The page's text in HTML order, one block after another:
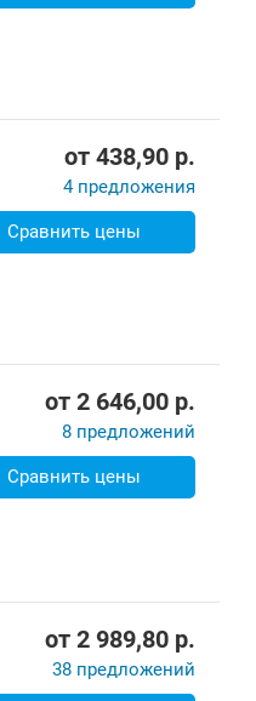
от 438,90 p.
4 предложения
Сравнить цены
от 2 646,00 p.
8 предложений
Сравнить цены
от 2 989,80 p.
38 предложений